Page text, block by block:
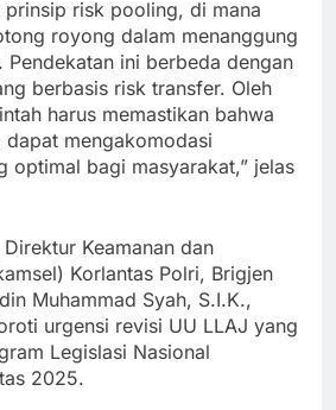
prinsip risk pooling, di mana
royong dalam menanggung
Pendekatan ini berbeda dengan
berbasis risk transfer. Oleh
harus memastikan bahwa
dapat mengakomodasi
optimal bagi masyarakat,” jelas
Keamanan dan
Korlantas Polri, Brigjen
Muhammad Syah, S.I.K.,
urgensi revisi UU LLAJ yang
Legislasi Nasional
2025.